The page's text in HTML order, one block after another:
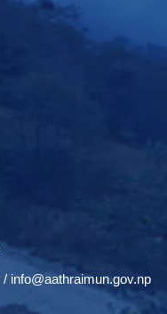
/ info@aathraimun.gov.np